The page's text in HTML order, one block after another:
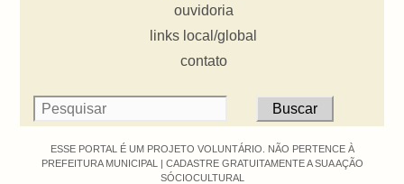
ouvidoria
links local/global
contato
ESSE PORTAL É UM PROJETO VOLUNTÁRIO. NÃO PERTENCE À
PREFEITURA MUNICIPAL | CADASTRE GRATUITAMENTE A SUA AÇÃO
SÓCIOCULTURAL